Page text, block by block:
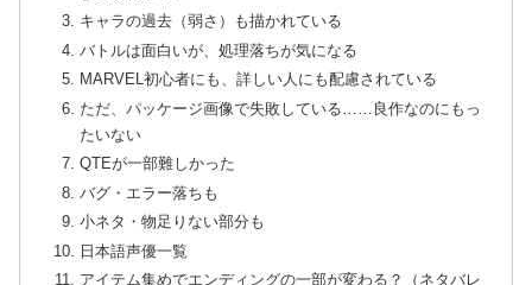
キャラの過去（弱さ）も描かれている
バトルは面白いが、処理落ちが気になる
MARVEL初心者にも、詳しい人にも配慮されている
ただ、パッケージ画像で失敗している……良作なのにもっ
たいない
QTEが一部難しかった
バグ・エラー落ちも
小ネタ・物足りない部分も
日本語声優一覧
アイテム集めでエンディングの一部が変わる？（ネタバレ